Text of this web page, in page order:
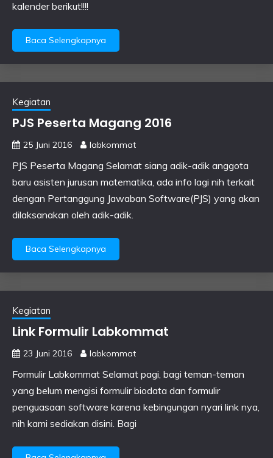
kalender berikut!!!!
Baca Selengkapnya
Kegiatan
PJS Peserta Magang 2016
25 Juni 2016 labkommat
PJS Peserta Magang Selamat siang adik-adik anggota
baru asisten jurusan matematika, ada info lagi nih terkait
dengan Pertanggung Jawaban Software(PJS) yang akan
dilaksanakan oleh adik-adik.
Baca Selengkapnya
Kegiatan
Link Formulir Labkommat
23 Juni 2016 labkommat
Formulir Labkommat Selamat pagi, bagi teman-teman
yang belum mengisi formulir biodata dan formulir
penguasaan software karena kebingungan nyari link nya,
nih kami sediakan disini. Bagi